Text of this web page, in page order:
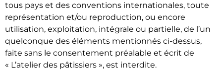
tous pays et des conventions internationales, toute
représentation et/ou reproduction, ou encore
utilisation, exploitation, intégrale ou partielle, de l’un
quelconque des éléments mentionnés ci-dessus,
faite sans le consentement préalable et écrit de
« L’atelier des pâtissiers », est interdite.